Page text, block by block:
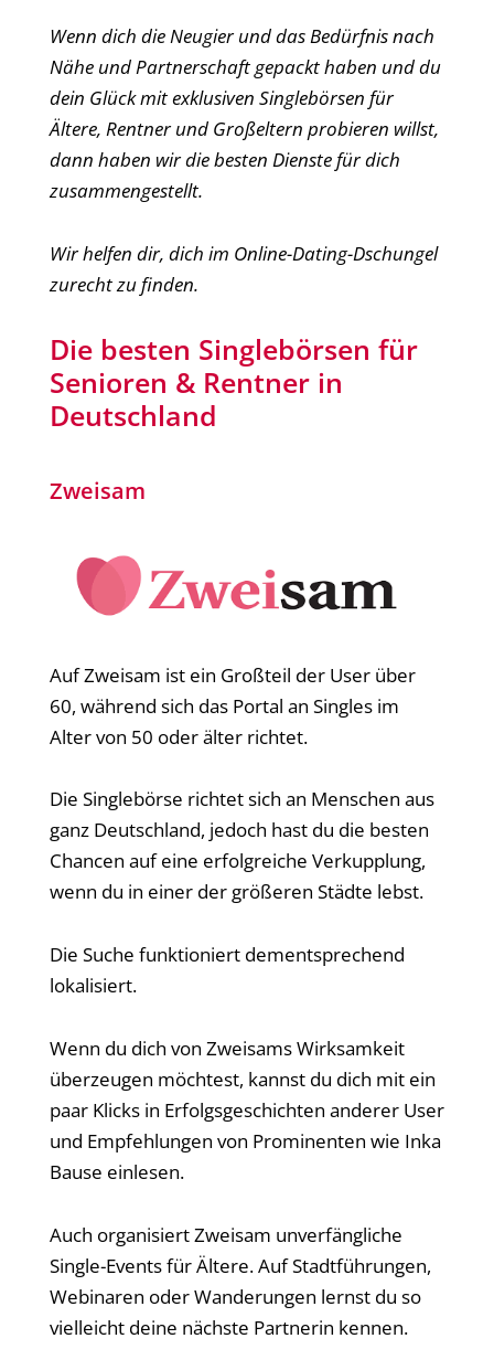
Wenn dich die Neugier und das Bedürfnis nach
Nähe und Partnerschaft gepackt haben und du
dein Glück mit exklusiven Singlebörsen für
Ältere, Rentner und Großeltern probieren willst,
dann haben wir die besten Dienste für dich
zusammengestellt.
Wir helfen dir, dich im Online-Dating-Dschungel
zurecht zu finden.
Die besten Singlebörsen für
Senioren & Rentner in
Deutschland
Zweisam
Auf Zweisam ist ein Großteil der User über
60, während sich das Portal an Singles im
Alter von 50 oder älter richtet.
Die Singlebörse richtet sich an Menschen aus
ganz Deutschland, jedoch hast du die besten
Chancen auf eine erfolgreiche Verkupplung,
wenn du in einer der größeren Städte lebst.
Die Suche funktioniert dementsprechend
lokalisiert.
Wenn du dich von Zweisams Wirksamkeit
überzeugen möchtest, kannst du dich mit ein
paar Klicks in Erfolgsgeschichten anderer User
und Empfehlungen von Prominenten wie Inka
Bause einlesen.
Auch organisiert Zweisam unverfängliche
Single-Events für Ältere. Auf Stadtführungen,
Webinaren oder Wanderungen lernst du so
vielleicht deine nächste Partnerin kennen.